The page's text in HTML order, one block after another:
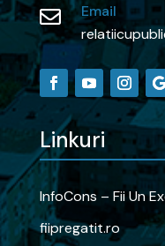

Email
Linkuri
InfoCons – Fii Un
fiipregatit.ro